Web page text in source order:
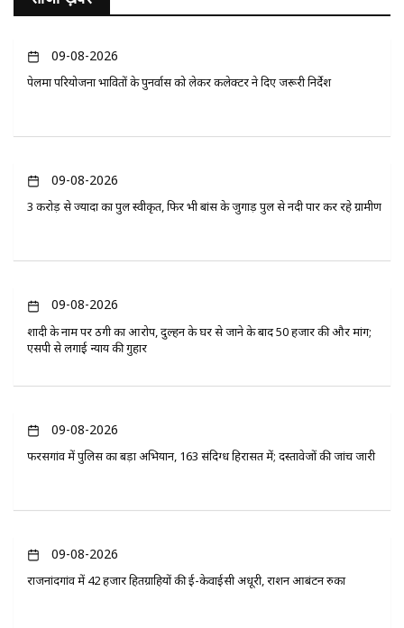
09-08-2026
पेलमा परियोजना प्रभावितों के पुनर्वास को लेकर कलेक्टर ने दिए जरूरी निर्देश
09-08-2026
3 करोड़ से ज्यादा का पुल स्वीकृत, फिर भी बांस के जुगाड़ पुल से नदी पार कर रहे ग्रामीण
09-08-2026
शादी के नाम पर ठगी का आरोप, दुल्हन के घर से जाने के बाद 50 हजार की और मांग;
एसपी से लगाई न्याय की गुहार
09-08-2026
फरसगांव में पुलिस का बड़ा अभियान, 163 संदिग्ध हिरासत में; दस्तावेजों की जांच जारी
09-08-2026
राजनांदगांव में 42 हजार हितग्राहियों की ई-केवाईसी अधूरी, राशन आबंटन रुका